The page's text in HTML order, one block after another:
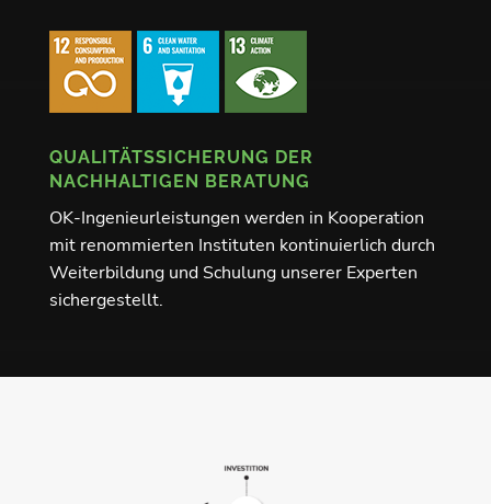
QUALITÄTSSICHERUNG DER
NACHHALTIGEN BERATUNG
OK-Ingenieurleistungen werden in Kooperation
mit renommierten Instituten kontinuierlich durch
Weiterbildung und Schulung unserer Experten
sichergestellt.